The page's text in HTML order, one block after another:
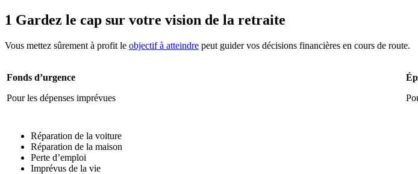
1 Gardez le cap sur votre vision de la retraite
Vous mettez sûrement à profit le objectif à atteindre peut guider vos décisions financières en cours de route.
Fonds d’urgence
Pour les dépenses imprévues
Réparation de la voiture
Réparation de la maison
Perte d’emploi
Imprévus de la vie